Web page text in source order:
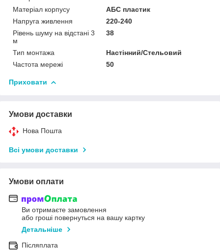
Матеріал корпусу
АБС пластик
Напруга живлення
220-240
Рівень шуму на відстані 3
м
38
Тип монтажа
Настінний/Стельовий
Частота мережі
50
Приховати
Умови доставки
Нова Пошта
Всі умови доставки
Умови оплати
Ви отримаєте замовлення
або гроші повернуться на вашу картку
Детальніше
Післяплата